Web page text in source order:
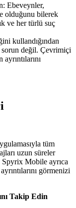
Ebeveynler,
olduğunu bilerek
ve her türlü suç
kullandığından
değil. Çevrimiçi
tüm
uzun süreler
Mobile ayrıca
görmenizi
Takip Edin